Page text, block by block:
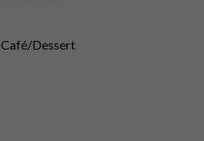
Café/Dessert